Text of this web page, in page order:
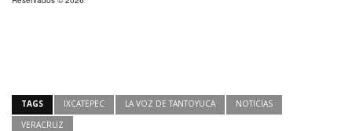
TAGS IXCATEPEC LA VOZ DE TANTOYUCA
NOTICIAS
VERACRUZ